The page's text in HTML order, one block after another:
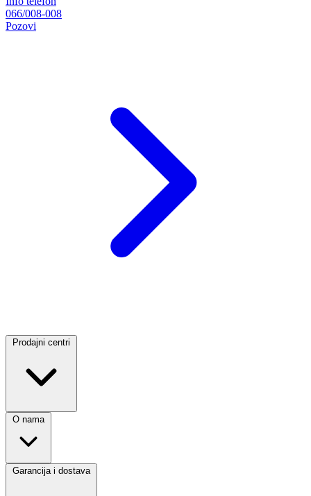
066/008-008
Pozovi
Prodajni centri
O nama
Garancija i dostava